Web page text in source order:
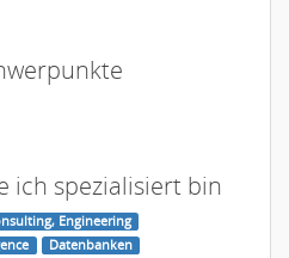
ich spezialisiert bin
Engineering
Datenbanken